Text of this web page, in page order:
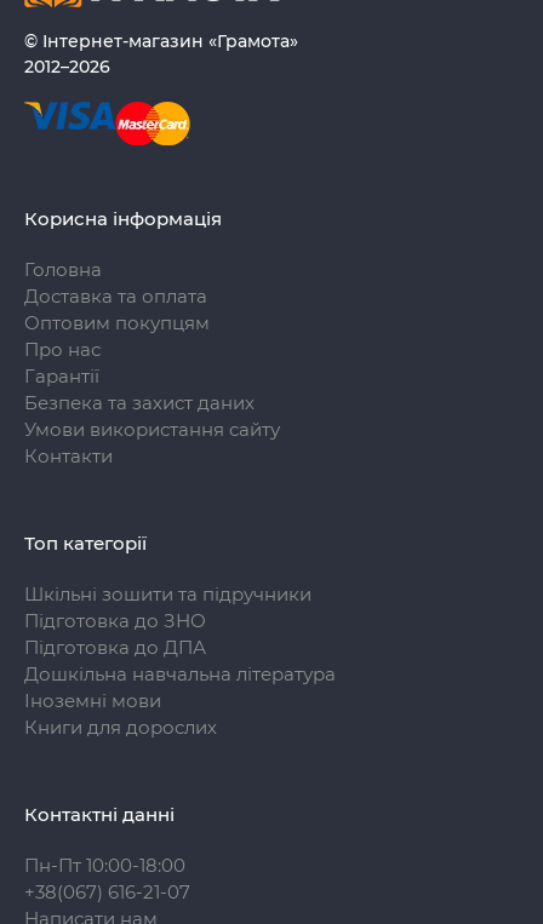
© Інтернет-магазин «Грамота»
2012–2026
Корисна інформація
Головна
Доставка та оплата
Оптовим покупцям
Про нас
Гарантії
Безпека та захист даних
Умови використання сайту
Контакти
Топ категорії
Шкільні зошити та підручники
Підготовка до ЗНО
Підготовка до ДПА
Дошкільна навчальна література
Іноземні мови
Книги для дорослих
Контактні данні
Пн-Пт 10:00-18:00
+38(067) 616-21-07
Написати нам